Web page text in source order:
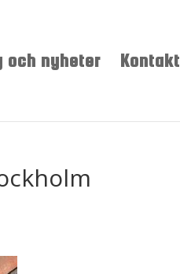
och nyheter Kontakt